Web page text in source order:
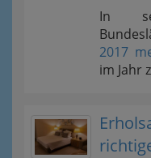
In
2017
im Jahr